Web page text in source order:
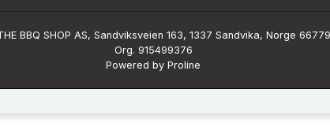
BBQ SHOP AS, Sandviksveien 163, 1337 Sandvika, Norge
Org. 915499376
Powered by Proline